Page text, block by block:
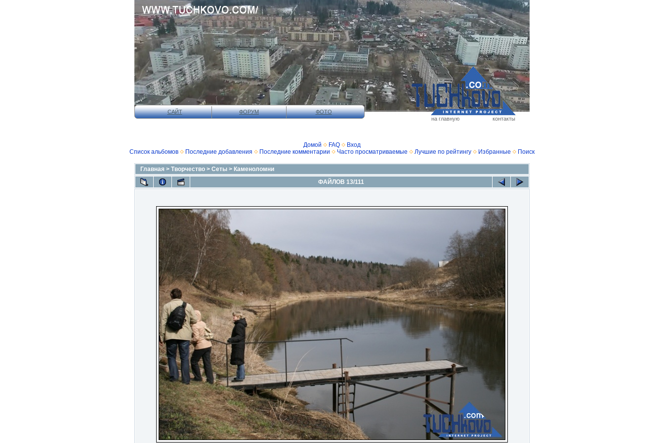
САЙТ ФОРУМ
ФОТО
на главную
контакты
Домой FAQ
Вход
Список альбомов
Последние добавления Последние комментарии Часто просматриваемые Лучшие по рейтингу Избранные Поиск
Главная > Творчество > Сеты > Каменоломни
ФАЙЛОВ 13/111